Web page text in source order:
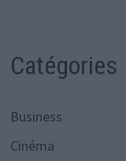
Catégories
Business
Cinéma